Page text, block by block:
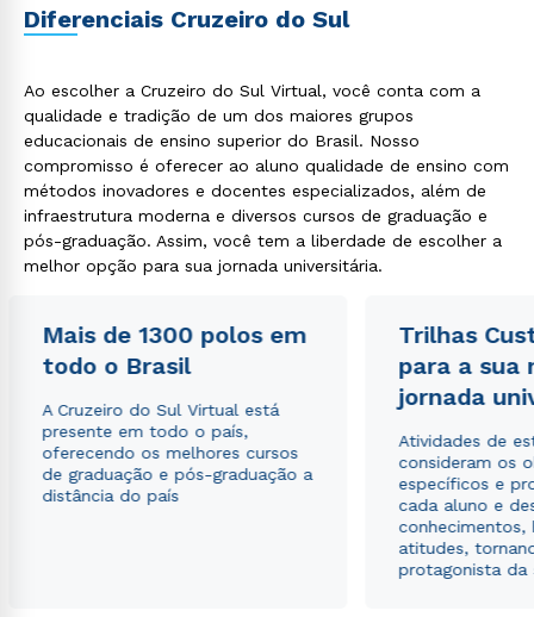
Diferenciais Cruzeiro do Sul
Ao escolher a Cruzeiro do Sul Virtual, você conta com a
qualidade e tradição de um dos maiores grupos
educacionais de ensino superior do Brasil. Nosso
compromisso é oferecer ao aluno qualidade de ensino com
métodos inovadores e docentes especializados, além de
infraestrutura moderna e diversos cursos de graduação e
pós-graduação. Assim, você tem a liberdade de escolher a
melhor opção para sua jornada universitária.
Mais de 1300 polos em
todo o Brasil
A Cruzeiro do Sul Virtual está
presente em todo o país,
oferecendo os melhores cursos
de graduação e pós-graduação a
distância do país
Trilhas
para a sua
jornada
Atividades de
consideram os
específicos e
cada aluno e
conhecimentos,
atitudes,
protagonista da